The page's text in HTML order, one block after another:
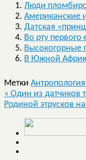
Люди
Американские
Датская
Во рту
Высокогорные
В Южной
Метки Антропология
« Один из датчиков
Родиной этрусков